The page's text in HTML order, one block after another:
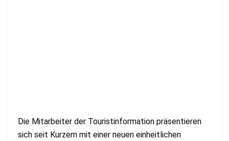
Die Mitarbeiter der Touristinformation präsentieren
sich seit Kurzem mit einer neuen einheitlichen